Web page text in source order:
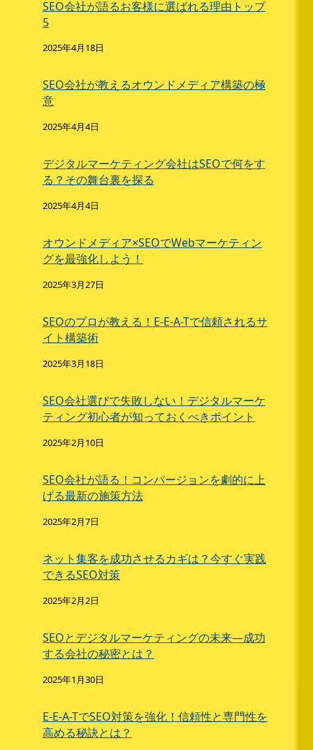
SEO会社が語るお客様に選ばれる理由トップ
5
2025年4月18日
SEO会社が教えるオウンドメディア構築の極
意
2025年4月4日
デジタルマーケティング会社はSEOで何をす
る？その舞台裏を探る
2025年4月4日
オウンドメディア×SEOでWebマーケティン
グを最強化しよう！
2025年3月27日
SEOのプロが教える！E-E-A-Tで信頼されるサ
イト構築術
2025年3月18日
SEO会社選びで失敗しない！デジタルマーケ
ティング初心者が知っておくべきポイント
2025年2月10日
SEO会社が語る！コンバージョンを劇的に上
げる最新の施策方法
2025年2月7日
ネット集客を成功させるカギは？今すぐ実践
できるSEO対策
2025年2月2日
SEOとデジタルマーケティングの未来—成功
する会社の秘密とは？
2025年1月30日
E-E-A-TでSEO対策を強化！信頼性と専門性を
高める秘訣とは？